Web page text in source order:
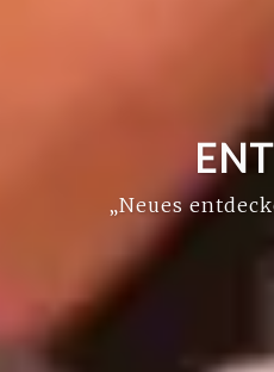
„Neues entdecken